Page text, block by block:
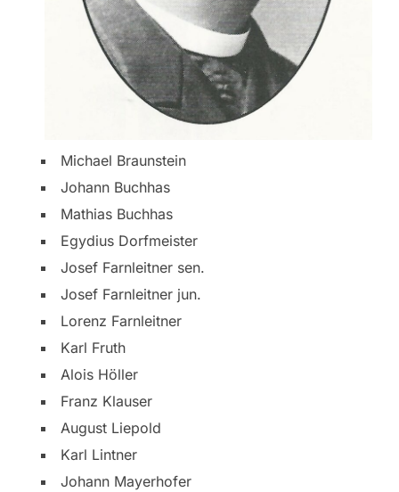
Michael Braunstein
Johann Buchhas
Mathias Buchhas
Egydius Dorfmeister
Josef Farnleitner sen.
Josef Farnleitner jun.
Lorenz Farnleitner
Karl Fruth
Alois Höller
Franz Klauser
August Liepold
Karl Lintner
Johann Mayerhofer